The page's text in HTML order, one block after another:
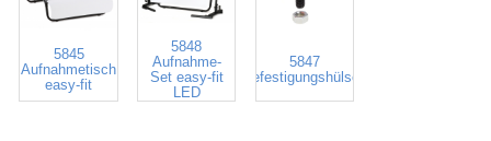
5845
Aufnahmetisch
easy-fit
5848
Aufnahme-
Set easy-fit
LED
5847
Befestigungshülsen